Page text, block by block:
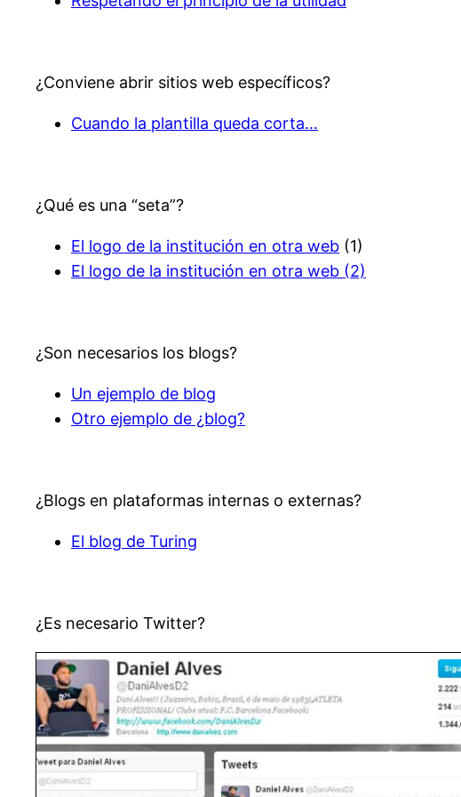
¿Conviene abrir sitios web específicos?
Cuando la plantilla queda corta…
¿Qué es una “seta”?
El logo de la institución en otra web (1)
El logo de la institución en otra web (2)
¿Son necesarios los blogs?
Un ejemplo de blog
Otro ejemplo de ¿blog?
¿Blogs en plataformas internas o externas?
El blog de Turing
¿Es necesario Twitter?